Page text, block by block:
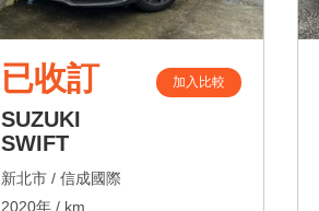
已收訂 加入比較
SUZUKI
SWIFT
新北市 / 信成國際
2020年 / km